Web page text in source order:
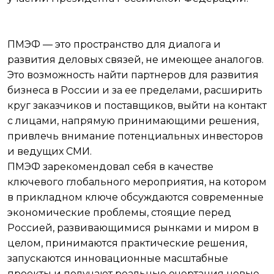
ПМЭФ — это пространство для диалога и
развития деловых связей, не имеющее аналогов.
Это возможность найти партнеров для развития
бизнеса в России и за ее пределами, расширить
круг заказчиков и поставщиков, выйти на контакт
с лицами, напрямую принимающими решения,
привлечь внимание потенциальных инвесторов
и ведущих СМИ.
ПМЭФ зарекомендовал себя в качестве
ключевого глобального мероприятия, на котором
в прикладном ключе обсуждаются современные
экономические проблемы, стоящие перед
Россией, развивающимися рынками и миром в
целом, принимаются практические решения,
запускаются инновационные масштабные